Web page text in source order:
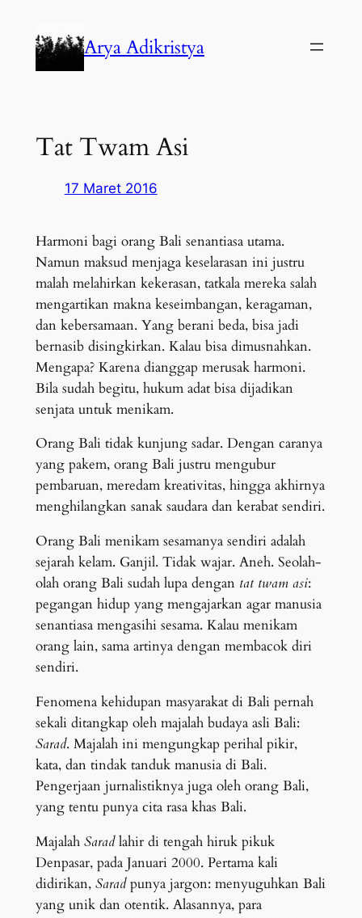
konten
Arya Adikristya
Tat Twam Asi
17 Maret 2016
Harmoni bagi orang Bali senantiasa utama.
Namun maksud menjaga keselarasan ini justru
malah melahirkan kekerasan, tatkala mereka salah
mengartikan makna keseimbangan, keragaman,
dan kebersamaan. Yang berani beda, bisa jadi
bernasib disingkirkan. Kalau bisa dimusnahkan.
Mengapa? Karena dianggap merusak harmoni.
Bila sudah begitu, hukum adat bisa dijadikan
senjata untuk menikam.
Orang Bali tidak kunjung sadar. Dengan caranya
yang pakem, orang Bali justru mengubur
pembaruan, meredam kreativitas, hingga akhirnya
menghilangkan sanak saudara dan kerabat sendiri.
Orang Bali menikam sesamanya sendiri adalah
sejarah kelam. Ganjil. Tidak wajar. Aneh. Seolah-
olah orang Bali sudah lupa dengan tat twam asi:
pegangan hidup yang mengajarkan agar manusia
senantiasa mengasihi sesama. Kalau menikam
orang lain, sama artinya dengan membacok diri
sendiri.
Fenomena kehidupan masyarakat di Bali pernah
sekali ditangkap oleh majalah budaya asli Bali:
Sarad. Majalah ini mengungkap perihal pikir,
kata, dan tindak tanduk manusia di Bali.
Pengerjaan jurnalistiknya juga oleh orang Bali,
yang tentu punya cita rasa khas Bali.
Majalah Saradlahir di tengah hiruk pikuk
Denpasar, pada Januari 2000. Pertama kali
didirikan, Saradpunya jargon: menyuguhkan Bali
yang unik dan otentik. Alasannya, para